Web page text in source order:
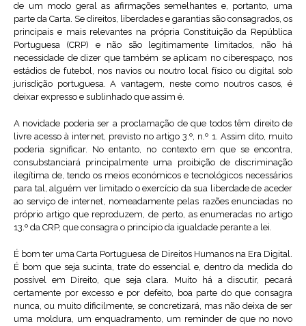
de um modo geral as afirmações semelhantes e, portanto, uma
parte da Carta. Se direitos, liberdades e garantias são consagrados, os
principais e mais relevantes na própria Constituição da República
Portuguesa (CRP) e não são legitimamente limitados, não há
necessidade de dizer que também se aplicam no ciberespaço, nos
estádios de futebol, nos navios ou noutro local físico ou digital sob
jurisdição portuguesa. A vantagem, neste como noutros casos, é
deixar expresso e sublinhado que assim é.
A novidade poderia ser a proclamação de que todos têm direito de
livre acesso à internet, previsto no artigo 3.º, n.º 1. Assim dito, muito
poderia significar. No entanto, no contexto em que se encontra,
consubstanciará principalmente uma proibição de discriminação
ilegítima de, tendo os meios económicos e tecnológicos necessários
para tal, alguém ver limitado o exercício da sua liberdade de aceder
ao serviço de internet, nomeadamente pelas razões enunciadas no
próprio artigo que reproduzem, de perto, as enumeradas no artigo
13.º da CRP, que consagra o princípio da igualdade perante a lei.
É bom ter uma Carta Portuguesa de Direitos Humanos na Era Digital.
É bom que seja sucinta, trate do essencial e, dentro da medida do
possível em Direito, que seja clara. Muito há a discutir, pecará
certamente por excesso e por defeito, boa parte do que consagra
nunca, ou muito dificilmente, se concretizará, mas não deixa de ser
uma moldura, um enquadramento, um reminder de que no novo